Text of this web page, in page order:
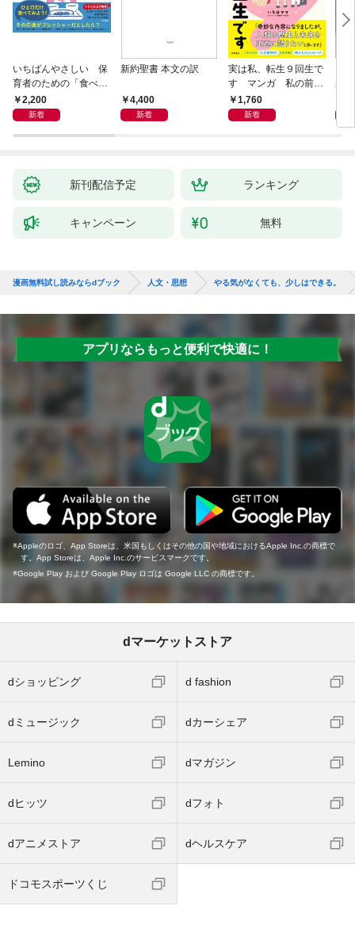
いちばんやさしい 保
育者のための「食べな
い子」サポートＢＯＯ
Ｋ 偏食・少食のお悩
2,200
新着
新約聖書 本文の訳
4,400
新着
実は私、転生９回生で
す マンガ 私の前世
物語1,760
新着
が
新刊配信予定 ランキング
キャンペーン 無料
漫画無料試し読みならdブック 人文・思想 やる気がなくても、少しはできる。
アプリならもっと便利で快適に！
Appleのロゴ、App Storeは、米国もしくはその他の国や地域におけるApple Inc.の商標で
す。App Storeは、Apple Inc.のサービスマークです。
Google Play および Google Play ロゴは Google LLC の商標です。
dマーケットストア
dショッピング d fashion
dミュージック dカーシェア
Lemino dマガジン
dヒッツ dフォト
dアニメストア dヘルスケア
ドコモスポーツくじ